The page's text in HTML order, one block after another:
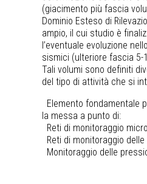
(giacimento più fascia
Dominio Esteso di
ampio, il cui studio è
l’eventuale evoluzione
sismici (ulteriore fascia 5-
Tali volumi sono definiti
del tipo di attività che si
Elemento fondamentale
la messa a punto di:
Reti di monitoraggio
Reti di monitoraggio
Monitoraggio delle